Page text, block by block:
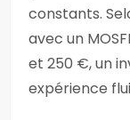
constants.
avec un
et 250 €, un
expérience